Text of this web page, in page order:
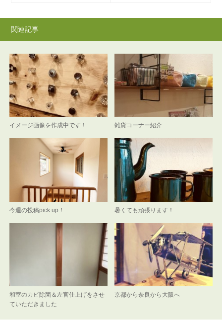
関連記事
イメージ画像を作成中です！ 雑貨コーナー紹介
今週の投稿pick up！ 暑くても頑張ります！
和室のカビ除菌＆左官仕上げをさせ
ていただきました
京都から奈良から大阪へ